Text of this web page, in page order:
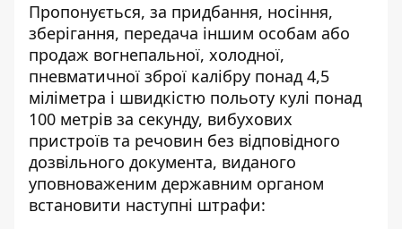
Пропонується, за придбання, носіння,
зберігання, передача іншим особам або
продаж вогнепальної, холодної,
пневматичної зброї калібру понад 4,5
міліметра і швидкістю польоту кулі понад
100 метрів за секунду, вибухових
пристроїв та речовин без відповідного
дозвільного документа, виданого
уповноваженим державним органом
встановити наступні штрафи: